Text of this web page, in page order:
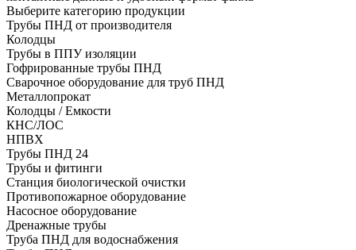
Выберите категорию продукции
Трубы ПНД от производителя
Колодцы
Трубы в ППУ изоляции
Гофрированные трубы ПНД
Сварочное оборудование для труб ПНД
Металлопрокат
Колодцы / Емкости
КНС/ЛОС
НПВХ
Трубы ПНД 24
Трубы и фитинги
Cтанция биологической очистки
Противопожарное оборудование
Насосное оборудование
Дренажные трубы
Труба ПНД для водоснабжения